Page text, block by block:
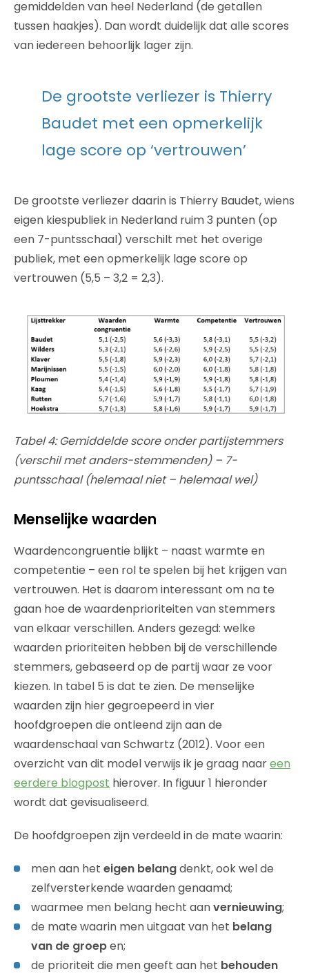
gemiddelden van heel Nederland (de getallen
tussen haakjes). Dan wordt duidelijk dat alle scores
van iedereen behoorlijk lager zijn.
De grootste verliezer is Thierry
Baudet met een opmerkelijk
lage score op ‘vertrouwen’
De grootste verliezer daarin is Thierry Baudet, wiens
eigen kiespubliek in Nederland ruim 3 punten (op
een 7-puntsschaal) verschilt met het overige
publiek, met een opmerkelijk lage score op
vertrouwen (5,5 – 3,2 = 2,3).
Tabel 4: Gemiddelde score onder partijstemmers
(verschil met anders-stemmenden) – 7-
puntsschaal (helemaal niet – helemaal wel)
Menselijke waarden
Waardencongruentie blijkt – naast warmte en
competentie – een rol te spelen bij het krijgen van
vertrouwen. Het is daarom interessant om na te
gaan hoe de waardenprioriteiten van stemmers
van elkaar verschillen. Anders gezegd: welke
waarden prioriteiten hebben bij de verschillende
stemmers, gebaseerd op de partij waar ze voor
kiezen. In tabel 5 is dat te zien. De menselijke
waarden zijn hier gegroepeerd in vier
hoofdgroepen die ontleend zijn aan de
waardenschaal van Schwartz (2012). Voor een
overzicht van dit model verwijs ik je graag naareen
eerdere blogpost hierover. In figuur 1 hieronder
wordt dat gevisualiseerd.
De hoofdgroepen zijn verdeeld in de mate waarin:
men aan het eigen belangdenkt, ook wel de
zelfversterkende waarden genaamd;
waarmee men belang hecht aanvernieuwing;
de mate waarin men uitgaat van het belang
van de groepen;
de prioriteit die men geeft aan het behouden